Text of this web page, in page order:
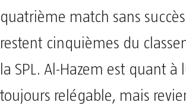
quatrième match sans
restent cinquièmes du
la SPL. Al-Hazem est quant à
toujours relégable, mais